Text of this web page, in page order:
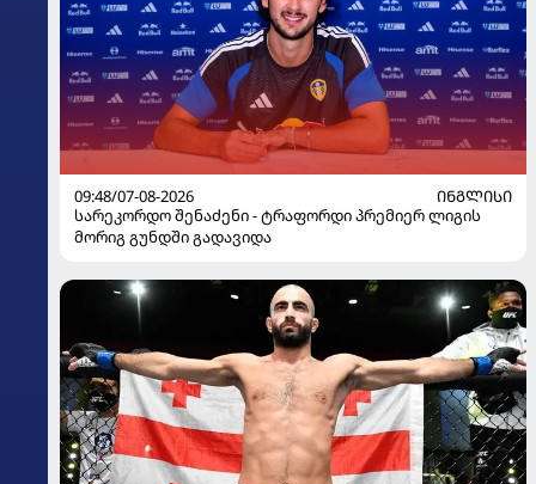
09:48/07-08-2026
ᲘᲜᲒᲚᲘᲡᲘ
სარეკორდო შენაძენი - ტრაფორდი პრემიერ ლიგის
მორიგ გუნდში გადავიდა